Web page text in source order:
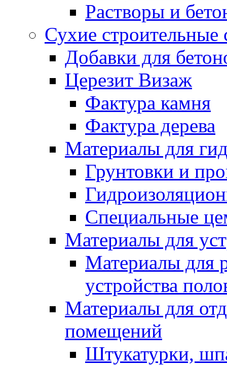
Растворы и
Сухие строительные
Добавки для
Церезит Визаж
Фактура камня
Фактура дерева
Материалы для
Грунтовки и
Специальные
Материалы для
Материалы для
устройства
Материалы для
помещений
Штукатурки,